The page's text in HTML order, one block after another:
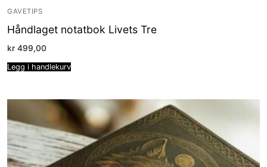
GAVETIPS
Håndlaget notatbok Livets Tre
kr 499,00
Legg i handlekurv